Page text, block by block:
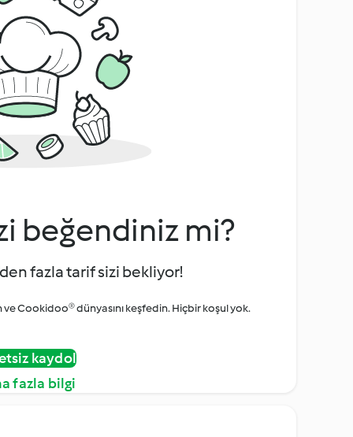
beğendiniz mi?
fazla tarif sizi bekliyor!
Cookidoo® dünyasını keşfedin. Hiçbir koşul yok.
kaydol
fazla bilgi